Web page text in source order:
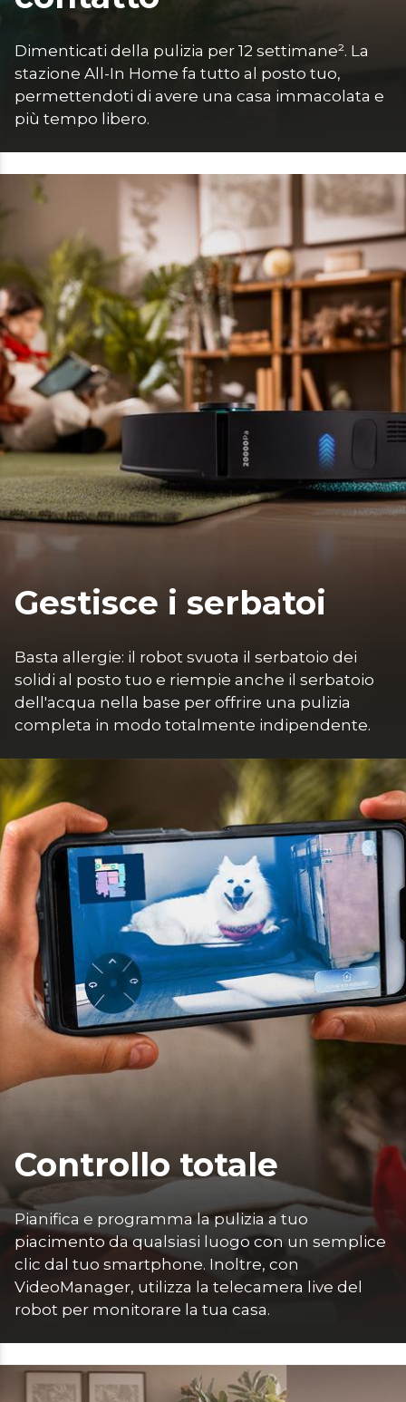
Dimenticati della pulizia per 12 settimane². La
stazione All-In Home fa tutto al posto tuo,
permettendoti di avere una casa immacolata e
più tempo libero.
Gestisce i serbatoi
Basta allergie: il robot svuota il serbatoio dei
solidi al posto tuo e riempie anche il serbatoio
dell'acqua nella base per offrire una pulizia
completa in modo totalmente indipendente.
Controllo totale
Pianifica e programma la pulizia a tuo
piacimento da qualsiasi luogo con un semplice
clic dal tuo smartphone. Inoltre, con
VideoManager, utilizza la telecamera live del
robot per monitorare la tua casa.